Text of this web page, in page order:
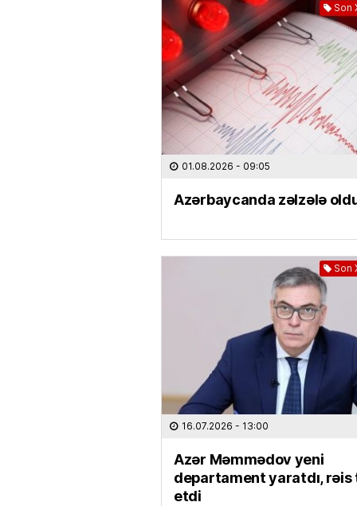
Son
01.08.2026 - 09:05
Azərbaycanda zəlzələ
Son
16.07.2026 - 13:00
Azər Məmmədov yeni
departament yaratdı, rəis
etdi